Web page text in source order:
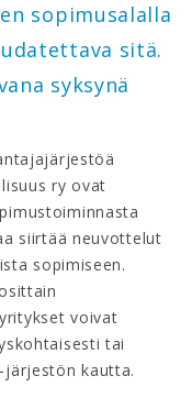
sopimusalalla
sitä.
syksynä
ry ovat
siirtää neuvottelut
sopimiseen.
voivat
tai
kautta.